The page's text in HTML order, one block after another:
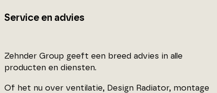
Service en advies
Zehnder Group geeft een breed advies in alle
producten en diensten.
Of het nu over ventilatie, Design Radiator, montage